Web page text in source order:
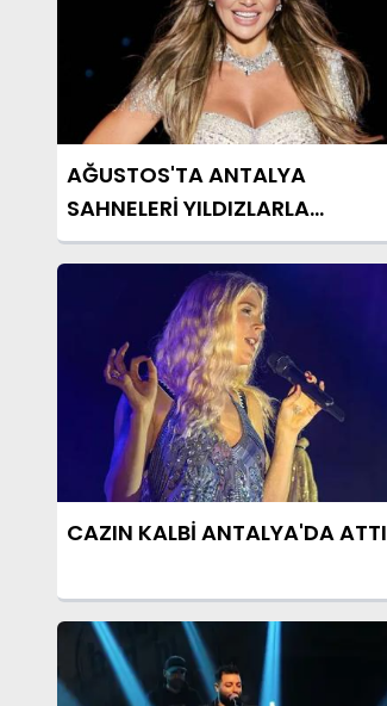
AĞUSTOS'TA ANTALYA
SAHNELERİ YILDIZLARLA
DOLACAK
CAZIN KALBİ ANTALYA'DA ATTI